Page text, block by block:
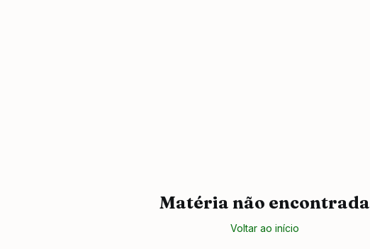
Matéria não encontrada
Voltar ao início